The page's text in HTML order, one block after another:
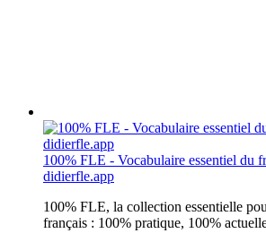
100% FLE - Vocabulaire essentiel du
didierfle.app
100% FLE, la collection essentielle
français : 100% pratique, 100%